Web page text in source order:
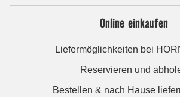
Online einkaufen
Liefermöglichkeiten bei
Reservieren und
Bestellen & nach Hause